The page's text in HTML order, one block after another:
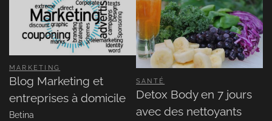
MARKETING
Blog Marketing et
entreprises à domicile
Betina
SANTÉ
Detox Body en 7 jours
avec des nettoyants